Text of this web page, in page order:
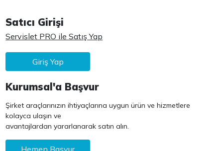
Satıcı Girişi
Servislet PRO ile Satış Yap
Giriş Yap
Kurumsal'a Başvur
Şirket araçlarınızın ihtiyaçlarına uygun ürün ve hizmetlere
kolayca ulaşın ve
avantajlardan yararlanarak satın alın.